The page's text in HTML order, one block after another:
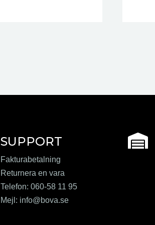
verktyg för
hos
SUPPORT
Fakturabetalning
Returnera en vara
Telefon: 060-58 11 95
Mejl: info@bova.se
